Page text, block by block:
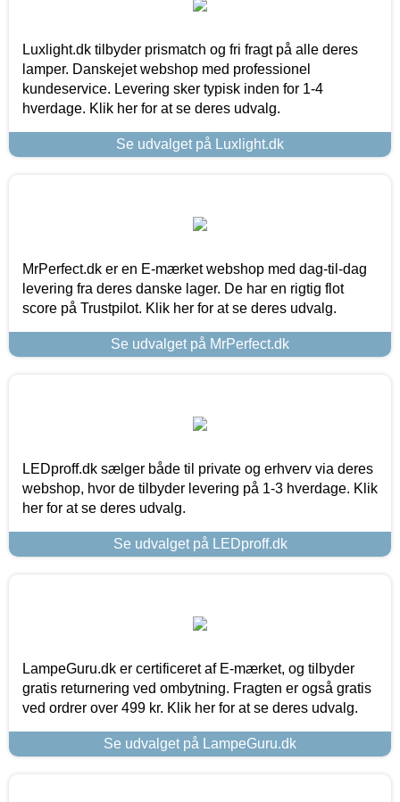
Luxlight.dk tilbyder prismatch og fri fragt på alle deres
lamper. Danskejet webshop med professionel
kundeservice. Levering sker typisk inden for 1-4
hverdage. Klik her for at se deres udvalg.
Se udvalget på Luxlight.dk
MrPerfect.dk er en E-mærket webshop med dag-til-dag
levering fra deres danske lager. De har en rigtig flot
score på Trustpilot. Klik her for at se deres udvalg.
Se udvalget på MrPerfect.dk
LEDproff.dk sælger både til private og erhverv via deres
webshop, hvor de tilbyder levering på 1-3 hverdage. Klik
her for at se deres udvalg.
Se udvalget på LEDproff.dk
LampeGuru.dk er certificeret af E-mærket, og tilbyder
gratis returnering ved ombytning. Fragten er også gratis
ved ordrer over 499 kr. Klik her for at se deres udvalg.
Se udvalget på LampeGuru.dk